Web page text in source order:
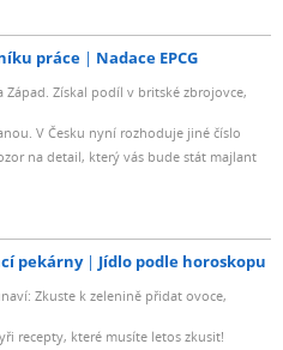
práce Nadace EPCG
Získal podíl v britské zbrojovce,
V Česku nyní rozhoduje jiné číslo
na detail, který vás bude stát majlant
pekárny Jídlo podle horoskopu
Zkuste k zelenině přidat ovoce,
recepty, které musíte letos zkusit!